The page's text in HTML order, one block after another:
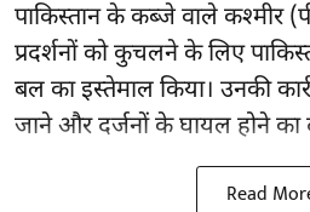
पाकिस्तान के कब्जे वाले कश्मीर (
प्रदर्शनों को कुचलने के लिए
बल का इस्तेमाल किया। उनकी
जाने और दर्जनों के घायल होने का
Read